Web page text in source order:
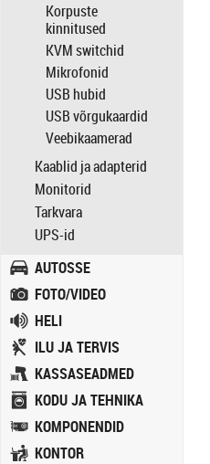
Korpuste
kinnitused
KVM switchid
Mikrofonid
USB hubid
USB võrgukaardid
Veebikaamerad
Kaablid ja adapterid
Monitorid
Tarkvara
UPS-id
AUTOSSE
FOTO/VIDEO
HELI
ILU JA TERVIS
KASSASEADMED
KODU JA TEHNIKA
KOMPONENDID
KONTOR